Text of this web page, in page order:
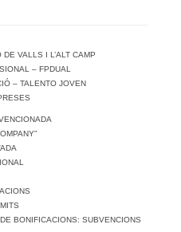
DE VALLS I L’ALT CAMP
– FPDUAL
– TALENTO JOVEN
BONIFICACIONS: SUBVENCIONS